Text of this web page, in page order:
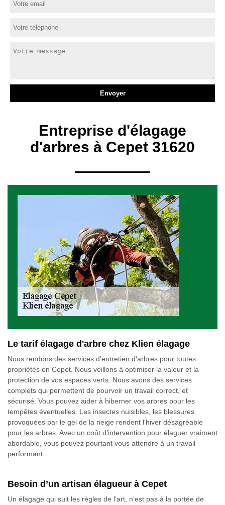
Entreprise d'élagage
d'arbres à Cepet 31620
Le tarif élagage d'arbre chez Klien élagage
Nous rendons des services d'entretien d'arbres pour toutes
propriétés en Cepet. Nous veillons à optimiser la valeur et la
protection de vos espaces verts. Nous avons des services
complets qui permettent de pourvoir un travail correct, et
sécurisé. Vous pouvez aider à hiberner vos arbres pour les
tempêtes éventuelles. Les insectes nuisibles, les blessures
provoquées par le gel de la neige rendent l'hiver désagréable
pour les arbres. Avec un coût d’intervention pour élaguer vraiment
abordable, vous pouvez pourtant vous attendre à un travail
performant.
Besoin d’un artisan élagueur à Cepet
Un élagage qui suit les règles de l’art, n’est pas à la portée de